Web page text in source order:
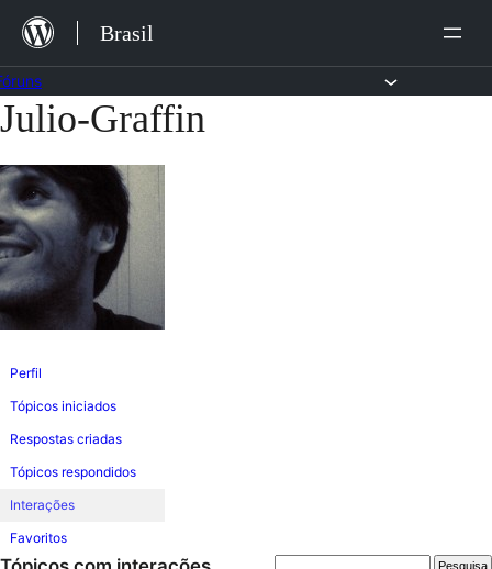
para
o
conteúdo
Brasil
Pular
o
conteúdo
Julio-Graffin
Perfil
Tópicos iniciados
Respostas criadas
Tópicos respondidos
Interações
Favoritos